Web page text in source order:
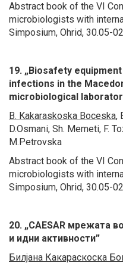
Abstract book of the VI
microbiologists with
Simposium, Ohrid, 30.05-
19. „Biosafety
infections in the
microbiological
B. Kakaraskoska Boceska,
D.Osmani, Sh. Memeti, F.
M.Petrovska
Abstract book of the VI
microbiologists with
Simposium, Ohrid, 30.05-
20. „CAESAR мрежата
и идни активности”
Билјана Какараскоска